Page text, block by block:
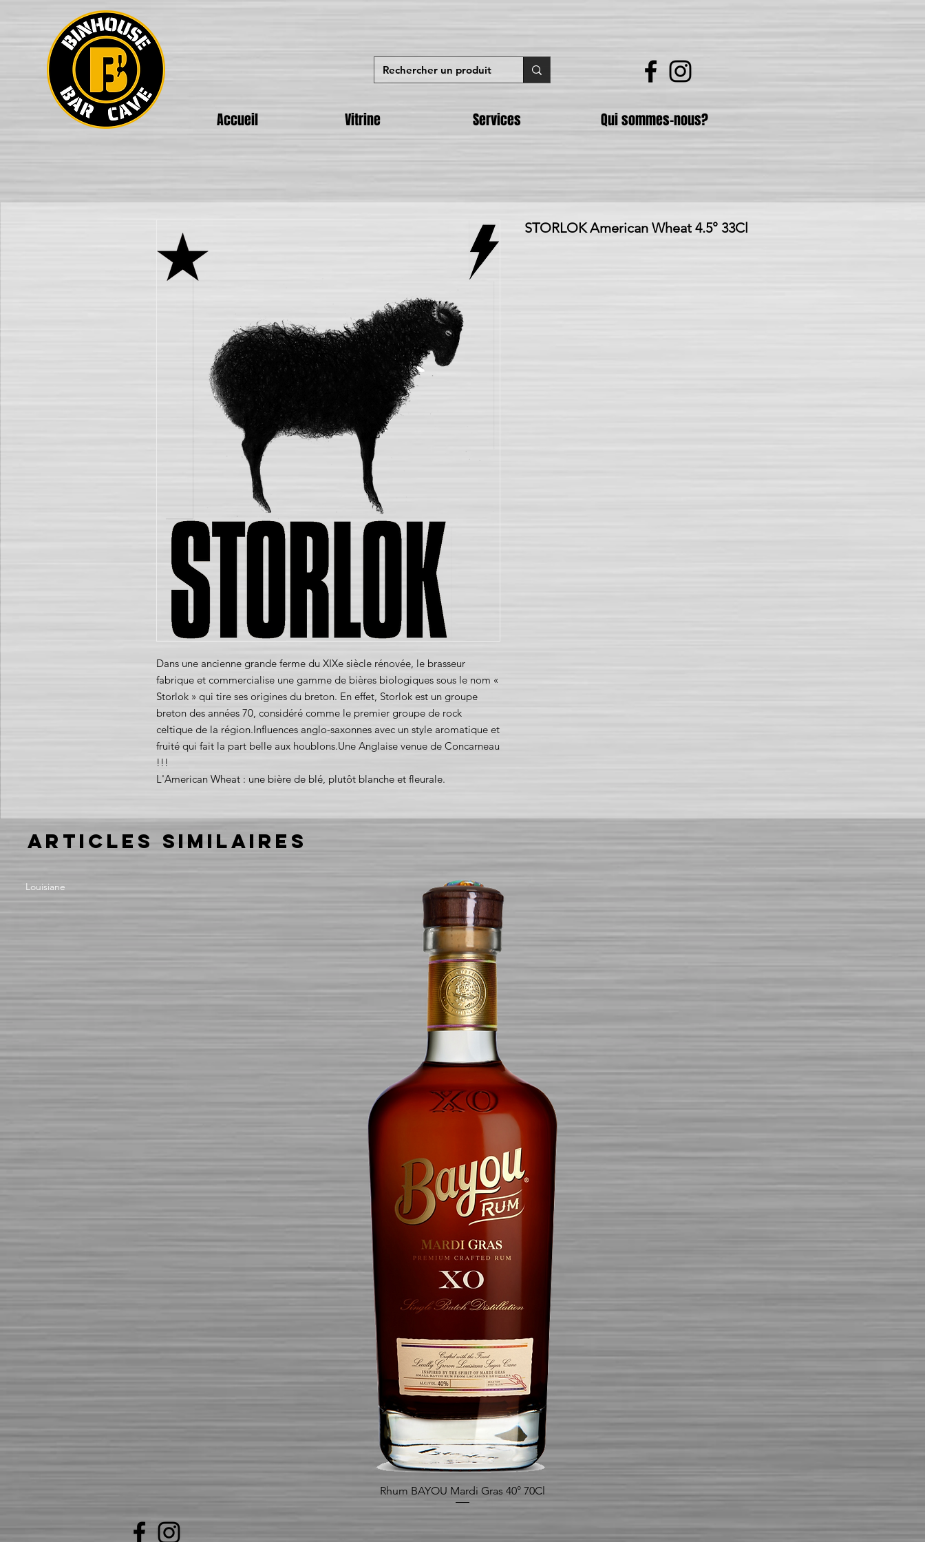
Accueil Vitrine Services Qui sommes-nous?
Dans une ancienne grande ferme du XIXe siècle rénovée, le brasseur
fabrique et commercialise une gamme de bières biologiques sous le nom «
Storlok » qui tire ses origines du breton. En effet, Storlok est un groupe
breton des années 70, considéré comme le premier groupe de rock
celtique de la région.Influences anglo-saxonnes avec un style aromatique et
fruité qui fait la part belle aux houblons.Une Anglaise venue de Concarneau
!!!
L'American Wheat : une bière de blé, plutôt blanche et fleurale.
STORLOK American Wheat 4.5° 33Cl
Articles similaires
Aperçu rapide
Louisiane
Rhum BAYOU Mardi Gras 40° 70Cl